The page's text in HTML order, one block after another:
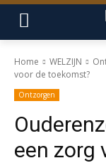
Home WELZIJN
voor de toekomst?
Ontzorgen
een zorg